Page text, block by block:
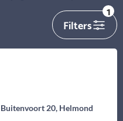
Filters
1
Buitenvoort 20, Helmond